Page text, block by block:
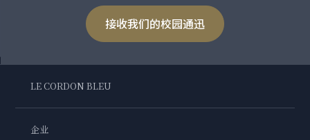
接收我们的校园通迅
LE CORDON BLEU
企业